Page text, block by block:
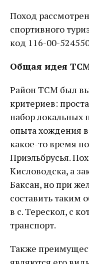
Поход
спортивного
код 116-00-
Общая идея
Район ТСМ был
критериев:
набор локальных
опыта хождения
какое-то время
Приэльбрусья.
Кисловодска, а
Баксан, но при
составить таким
в с. Терескол, с
транспорт.
Также